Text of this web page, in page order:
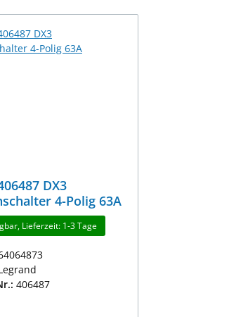
DX3
4-Polig 63A
Lieferzeit: 1-3 Tage
406487